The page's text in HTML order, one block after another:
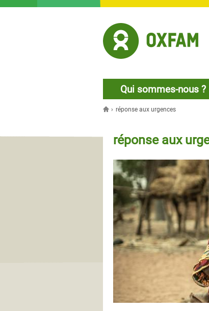
Qui sommes-nous ?
› réponse aux urgences
réponse aux